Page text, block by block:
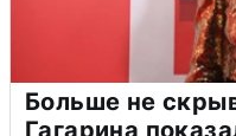
Больше не
Гагарина